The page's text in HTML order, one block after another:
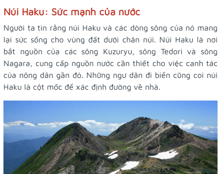
Núi Haku: Sức mạnh của nước
Người ta tin rằng núi Haku và các dòng sông của nó mang
lại sức sống cho vùng đất dưới chân núi. Núi Haku là nơi
bắt nguồn của các sông Kuzuryu, sông Tedori và sông
Nagara, cung cấp nguồn nước cần thiết cho việc canh tác
của nông dân gần đó. Những ngư dân đi biển cũng coi núi
Haku là cột mốc để xác định đường về nhà.